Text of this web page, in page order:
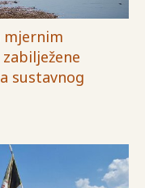
mjernim
sustavnog